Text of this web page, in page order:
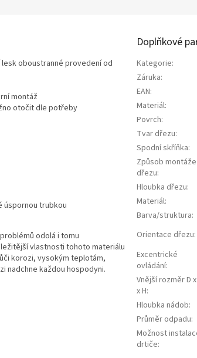
oboustranné provedení od
montáž
otočit dle potřeby
úspornou trubkou
odolá i tomu
vlastnosti tohoto materiálu
korozi, vysokým teplotám,
nadchne každou hospodyni.
Doplňkové
Kategorie:
Záruka:
EAN:
Materiál:
Povrch:
Tvar dřezu:
Spodní skříňka:
Způsob montáže
dřezu:
Hloubka dřezu:
Materiál:
Barva/struktura:
Orientace dřezu:
Excentrické
ovládání:
Vnější rozměr D
x H:
Hloubka nádob:
Průměr odpadu:
Možnost
drtiče: